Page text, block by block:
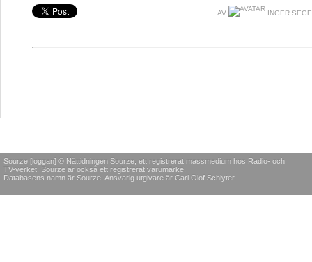
AV INGER
Sourze [loggan] © Nättidningen Sourze, ett registrerat massmedium hos Radio- och
TV-verket. Sourze är också ett registrerat varumärke.
Databasens namn är Sourze. Ansvarig utgivare är Carl Olof Schlyter.